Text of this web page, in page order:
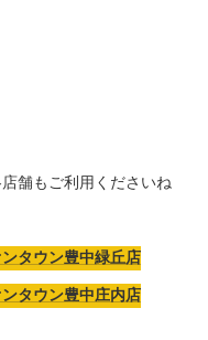
舗もご利用くださいね
タウン豊中緑丘店
タウン豊中庄内店